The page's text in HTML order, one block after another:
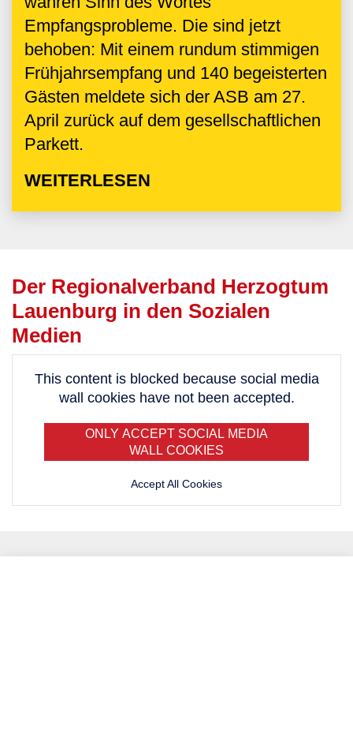
Empfangsprobleme. Die sind jetzt
behoben: Mit einem rundum stimmigen
Frühjahrsempfang und 140 begeisterten
Gästen meldete sich der ASB am 27.
April zurück auf dem gesellschaftlichen
Parkett.
WEITERLESEN
Der Regionalverband Herzogtum
Lauenburg in den Sozialen
Medien
This content is blocked because social media
wall cookies have not been accepted.
ONLY ACCEPT SOCIAL MEDIA
WALL COOKIES
Accept All Cookies